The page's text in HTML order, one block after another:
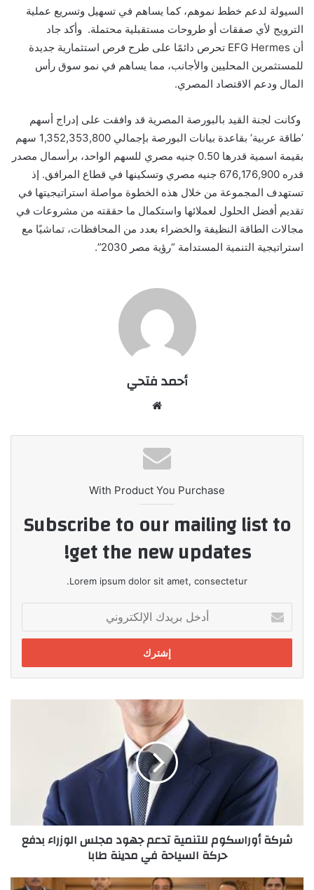
السيولة لدعم خطط نموهم، كما يساهم في تسهيل وتسريع عملية
الترويج لأي صفقات أو طروحات مستقبلية محتملة. وأكد جاد
أن EFG Hermes تحرص دائمًا على طرح فرص استثمارية جديدة
للمستثمرين المحليين والأجانب، مما يساهم في نمو سوق رأس
المال ودعم الاقتصاد المصري.
وكانت لجنة القيد بالبورصة المصرية قد وافقت على إدراج أسهم
’طاقة عربية‘ بقاعدة بيانات البورصة بإجمالي 1,352,353,800 سهم
بقيمة اسمية قدرها 0.50 جنيه مصري للسهم الواحد، برأسمال مصدر
قدره 676,176,900 جنيه مصري وتسكينها في قطاع المرافق. إذ
تستهدف المجموعة من خلال هذه الخطوة مواصلة استراتيجيتها في
تقديم أفضل الحلول لعملائها واستكمال ما حققته من مشروعات في
مجالات الطاقة النظيفة والخضراء بعدد من المحافظات، تماشيًا مع
استراتيجية التنمية المستدامة “رؤية مصر 2030”.
أحمد فتحي
With Product You Purchase
Subscribe to our mailing list to
get the new updates!
Lorem ipsum dolor sit amet, consectetur.
بريدك
الإلكتروني
حركة
السياحة
طابا
شركة أوراسكوم للتنمية تدعم جهود مجلس الوزراء بدفع
حركة السياحة في مدينة طابا
بروتوكول